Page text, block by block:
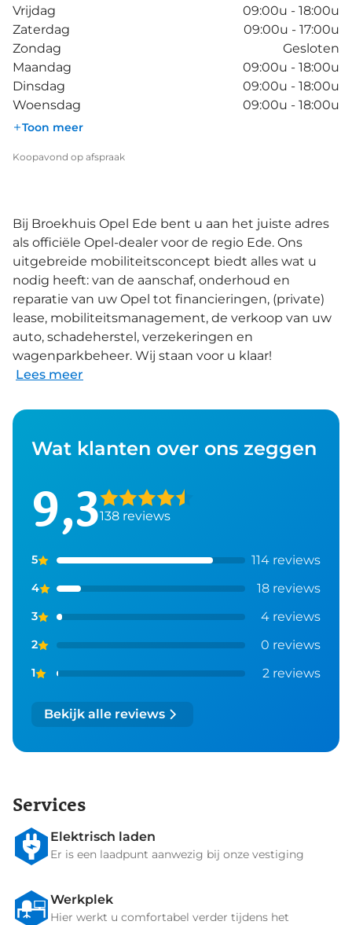
Vrijdag
09:00u - 18:00u
Zaterdag
09:00u - 17:00u
Zondag
Gesloten
Maandag
09:00u - 18:00u
Dinsdag
09:00u - 18:00u
Woensdag
09:00u - 18:00u
Toon meer
Koopavond op afspraak
Bij Broekhuis Opel Ede bent u aan het juiste adres
als officiële Opel-dealer voor de regio Ede. Ons
uitgebreide mobiliteitsconcept biedt alles wat u
nodig heeft: van de aanschaf, onderhoud en
reparatie van uw Opel tot financieringen, (private)
lease, mobiliteitsmanagement, de verkoop van uw
auto, schadeherstel, verzekeringen en
wagenparkbeheer. Wij staan voor u klaar!
Lees meer
Wat klanten over ons zeggen
9,3138 reviews
5 114 reviews
4 18 reviews
3 4 reviews
2 0 reviews
1 2 reviews
Bekijk alle reviews
Services
Elektrisch laden
Er is een laadpunt aanwezig bij onze vestiging
Werkplek
Hier werkt u comfortabel verder tijdens het